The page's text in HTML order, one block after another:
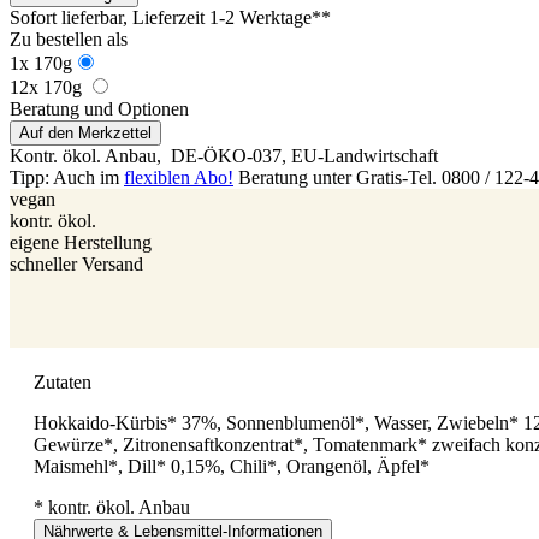
Sofort lieferbar, Lieferzeit 1-2 Werktage**
Zu bestellen als
1x 170g
12x 170g
Beratung und Optionen
Auf den Merkzettel
Kontr. ökol. Anbau, DE-ÖKO-037, EU-Landwirtschaft
Tipp: Auch im flexiblen Abo! Beratung unter Gratis-Tel. 0800 / 122-
vegan
kontr. ökol.
eigene Herstellung
schneller Versand
Zutaten
Hokkaido-Kürbis* 37%, Sonnenblumenöl*, Wasser, Zwiebeln*
Gewürze*, Zitronensaftkonzentrat*, Tomatenmark* zweifach
Maismehl*, Dill* 0,15%, Chili*, Orangenöl, Äpfel*
* kontr. ökol. Anbau
Nährwerte & Lebensmittel-Informationen